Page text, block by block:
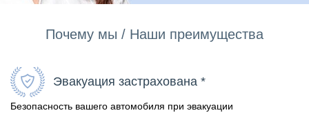
Почему мы / Наши преимущества
Эвакуация застрахована *
Безопасность вашего автомобиля при эвакуации